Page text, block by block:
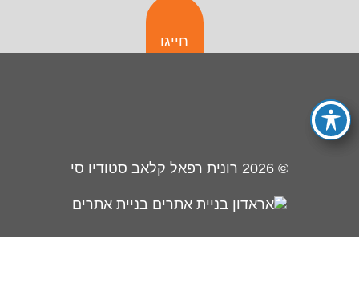
חייגו
© 2026 רונית רפאל קלאב סטודיו סי
בניית אתרים